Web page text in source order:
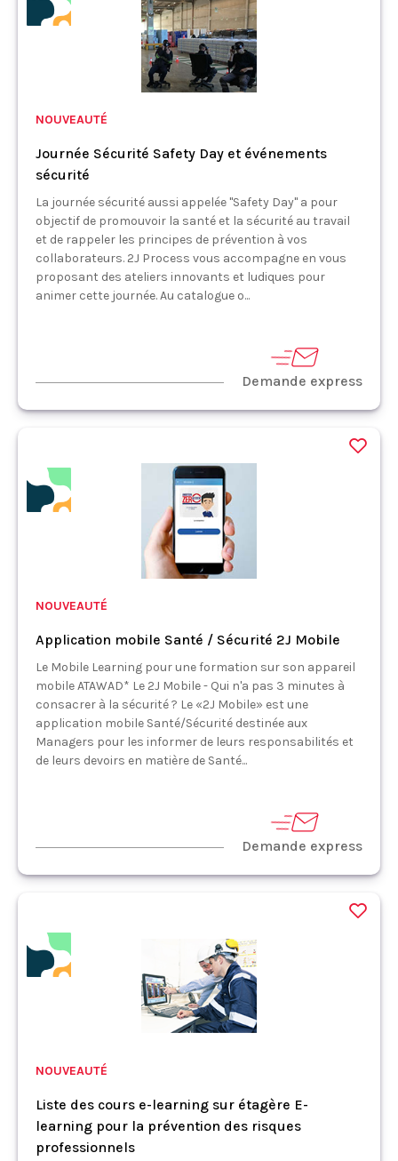
NOUVEAUTÉ
Journée Sécurité Safety Day et événements
sécurité
La journée sécurité aussi appelée "Safety Day" a pour
objectif de promouvoir la santé et la sécurité au travail
et de rappeler les principes de prévention à vos
collaborateurs. 2J Process vous accompagne en vous
proposant des ateliers innovants et ludiques pour
animer cette journée. Au catalogue o...
Demande express
NOUVEAUTÉ
Application mobile Santé / Sécurité 2J Mobile
Le Mobile Learning pour une formation sur son appareil
mobile ATAWAD* Le 2J Mobile - Qui n'a pas 3 minutes à
consacrer à la sécurité ? Le «2J Mobile» est une
application mobile Santé/Sécurité destinée aux
Managers pour les informer de leurs responsabilités et
de leurs devoirs en matière de Santé...
Demande express
NOUVEAUTÉ
Liste des cours e-learning sur étagère E-
learning pour la prévention des risques
professionnels